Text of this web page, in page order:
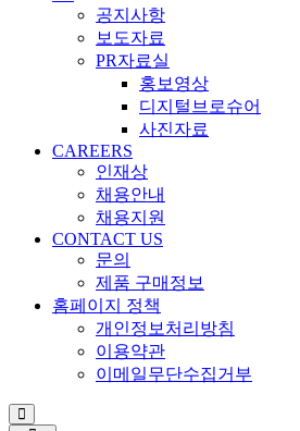
공지사항
보도자료
PR자료실
홍보영상
디지털브로슈어
사진자료
CAREERS
인재상
채용안내
채용지원
CONTACT US
문의
제품 구매정보
홈페이지 정책
개인정보처리방침
이용약관
이메일무단수집거부